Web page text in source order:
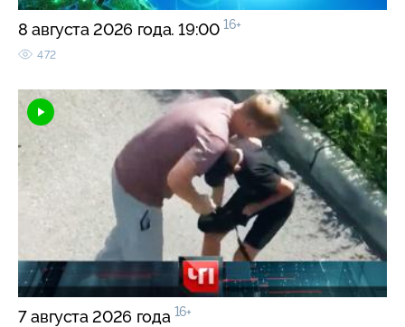
8 августа 2026 года. 19:00 16+
472
7 августа 2026 года 16+